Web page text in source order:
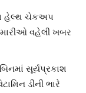
હેલ્થ ચેકઅપ
વહેલી ખબર
સૂર્યપ્રકાશ
ડીની ભારે